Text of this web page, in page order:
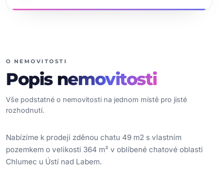
O NEMOVITOSTI
Popis nemovitosti
Vše podstatné o nemovitosti na jednom místě pro jisté
rozhodnutí.
Nabízíme k prodeji zděnou chatu 49 m2 s vlastním
pozemkem o velikosti 364 m² v oblíbené chatové oblasti
Chlumec u Ústí nad Labem.